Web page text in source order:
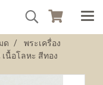
ด
พระเครื่อง
นื้อโลหะ สีทอง